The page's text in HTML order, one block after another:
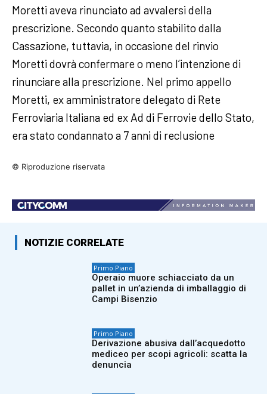
Moretti aveva rinunciato ad avvalersi della
prescrizione. Secondo quanto stabilito dalla
Cassazione, tuttavia, in occasione del rinvio
Moretti dovrà confermare o meno l’intenzione di
rinunciare alla prescrizione. Nel primo appello
Moretti, ex amministratore delegato di Rete
Ferroviaria Italiana ed ex Ad di Ferrovie dello Stato,
era stato condannato a 7 anni di reclusione
© Riproduzione riservata
NOTIZIE CORRELATE
Primo Piano
Operaio muore schiacciato da un
pallet in un’azienda di imballaggio di
Campi Bisenzio
Primo Piano
Derivazione abusiva dall’acquedotto
mediceo per scopi agricoli: scatta la
denuncia